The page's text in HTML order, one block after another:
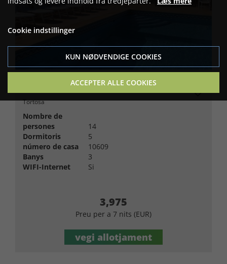
Tortosa
Nombre de
persones
14
Dormitoris
5
número de casa
10609
Banys
3
WIFI-Internet
Si
3,975
Preu per a 7 nits (EUR)
vegi allotjament
Cookie indstillinger
KUN NØDVENDIGE COOKIES
ACCEPTER ALLE COOKIES